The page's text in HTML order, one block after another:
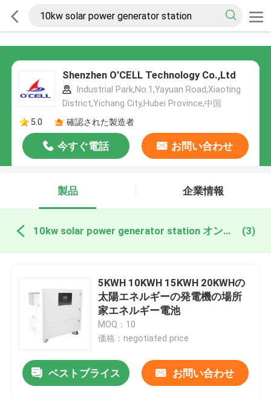
Shenzhen O'CELL Technology Co.,Ltd
Industrial Park,No.1,Yayuan Road,Xiaoting
District,Yichang City,Hubei Province,中国
5.0
確認された製造者
今すぐ電話 お問い合わせ
製品 企業情報
10kw solar power generator station オンライン製造 (3)
5KWH 10KWH 15KWH 20KWHの
太陽エネルギーの発電機の場所
家エネルギー電池
MOQ：10
価格：negotiated price
ベストプライス お問い合わせ